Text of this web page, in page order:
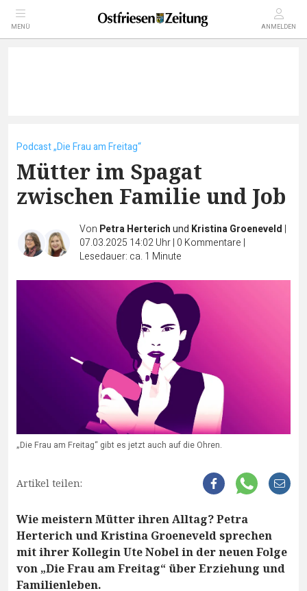
MENÜ ANMELDEN
Podcast „Die Frau am Freitag“
Mütter im Spagat
zwischen Familie und Job
Von Petra Herterichund Kristina Groeneveld |
07.03.2025 14:02 Uhr| 0 Kommentare |
Lesedauer: ca. 1 Minute
„Die Frau am Freitag“ gibt es jetzt auch auf die Ohren.
Artikel teilen:
Wie meistern Mütter ihren Alltag? Petra
Herterich und Kristina Groeneveld sprechen
mit ihrer Kollegin Ute Nobel in der neuen Folge
von „Die Frau am Freitag“ über Erziehung und
Familienleben.